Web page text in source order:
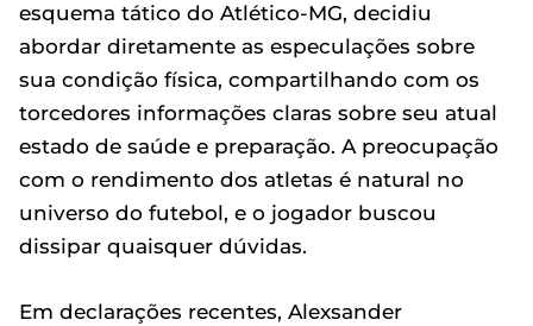
esquema tático do Atlético-MG, decidiu
abordar diretamente as especulações sobre
sua condição física, compartilhando com os
torcedores informações claras sobre seu atual
estado de saúde e preparação. A preocupação
com o rendimento dos atletas é natural no
universo do futebol, e o jogador buscou
dissipar quaisquer dúvidas.
Em declarações recentes, Alexsander